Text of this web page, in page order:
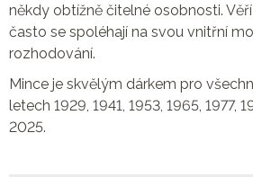
někdy obtížně čitelné osobnosti.
často se spoléhají na svou vnitřní
rozhodování.
Mince je skvělým dárkem pro
letech 1929, 1941, 1953, 1965, 1977,
2025.